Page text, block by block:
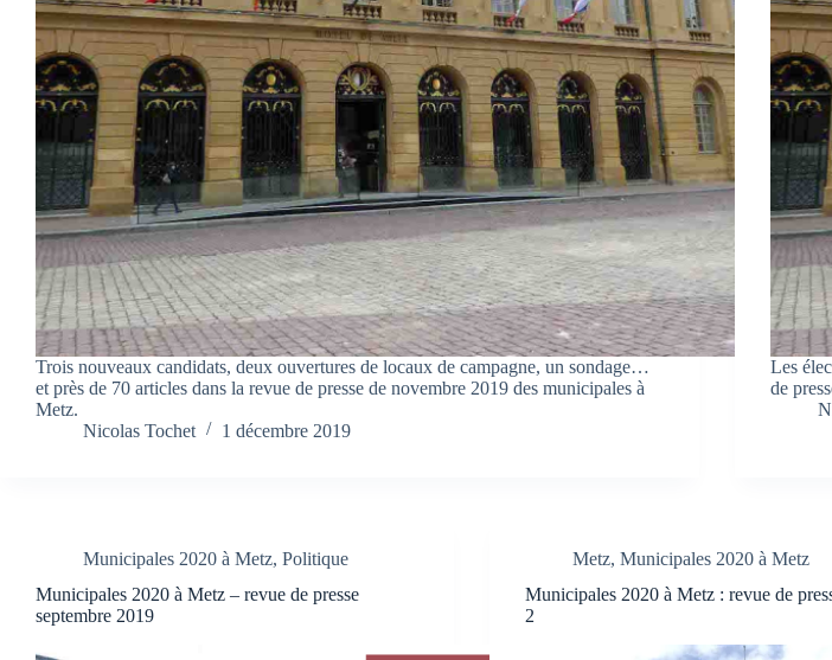
Trois nouveaux candidats, deux ouvertures de locaux de campagne, un sondage…
et près de 70 articles dans la revue de presse de novembre 2019 des municipales à
Metz.
Nicolas Tochet
1 décembre 2019
Les
de
Municipales 2020 à Metz, Politique
Municipales 2020 à Metz – revue de presse
septembre 2019
Metz,Municipales 2020 à Metz
Municipales 2020 à Metz : revue de
2